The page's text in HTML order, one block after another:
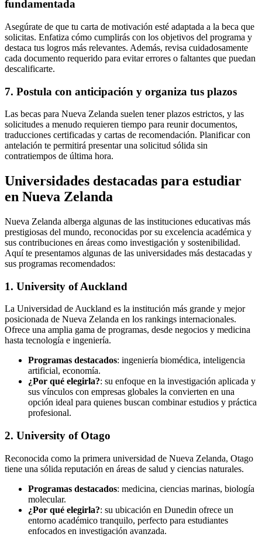
fundamentada
Asegúrate de que tu carta de motivación esté adaptada a la beca que
solicitas. Enfatiza cómo cumplirás con los objetivos del programa y
destaca tus logros más relevantes. Además, revisa cuidadosamente
cada documento requerido para evitar errores o faltantes que puedan
descalificarte.
7. Postula con anticipación y organiza tus plazos
Las becas para Nueva Zelanda suelen tener plazos estrictos, y las
solicitudes a menudo requieren tiempo para reunir documentos,
traducciones certificadas y cartas de recomendación. Planificar con
antelación te permitirá presentar una solicitud sólida sin
contratiempos de última hora.
Universidades destacadas para estudiar
en Nueva Zelanda
Nueva Zelanda alberga algunas de las instituciones educativas más
prestigiosas del mundo, reconocidas por su excelencia académica y
sus contribuciones en áreas como investigación y sostenibilidad.
Aquí te presentamos algunas de las universidades más destacadas y
sus programas recomendados:
1. University of Auckland
La Universidad de Auckland es la institución más grande y mejor
posicionada de Nueva Zelanda en los rankings internacionales.
Ofrece una amplia gama de programas, desde negocios y medicina
hasta tecnología e ingeniería.
Programas destacados: ingeniería biomédica, inteligencia
artificial, economía.
¿Por qué elegirla?: su enfoque en la investigación aplicada y
sus vínculos con empresas globales la convierten en una
opción ideal para quienes buscan combinar estudios y práctica
profesional.
2. University of Otago
Reconocida como la primera universidad de Nueva Zelanda, Otago
tiene una sólida reputación en áreas de salud y ciencias naturales.
Programas destacados: medicina, ciencias marinas, biología
molecular.
¿Por qué elegirla?: su ubicación en Dunedin ofrece un
entorno académico tranquilo, perfecto para estudiantes
enfocados en investigación avanzada.